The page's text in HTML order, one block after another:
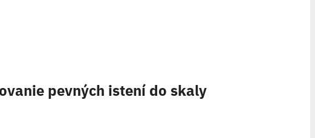
pevných istení do skaly